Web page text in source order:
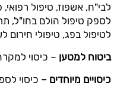
לבי"ח, אשפוז, טיפול רפואי,
לספק טיפול הולם בחו"ל,
לטיפול בפג, טיפולי חירום
ביטוח למטען – כיסוי
כיסויים מיוחדים – כיסוי